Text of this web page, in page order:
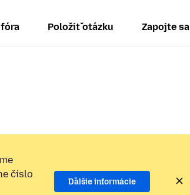
Položiť otázku Zapojte sa
číslo
Ďalšie informácie